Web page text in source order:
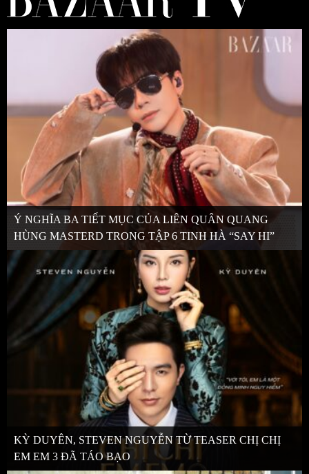
Ý NGHĨA BA TIẾT MỤC CỦA LIÊN QUÂN QUANG
HÙNG MASTERD TRONG TẬP 6 TINH HÀ “SAY HI”
KỲ DUYÊN, STEVEN NGUYỄN TỪ TEASER CHỊ CHỊ
EM EM 3 ĐÃ TÁO BẠO